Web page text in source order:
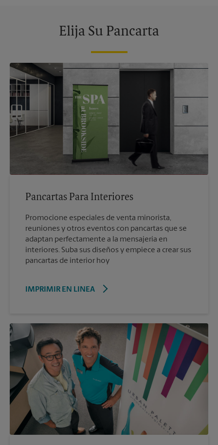
Elija Su Pancarta
Pancartas Para Interiores
Promocione especiales de venta minorista,
reuniones y otros eventos con pancartas que se
adaptan perfectamente a la mensajería en
interiores. Suba sus diseños y empiece a crear sus
pancartas de interior hoy
IMPRIMIR EN LINEA